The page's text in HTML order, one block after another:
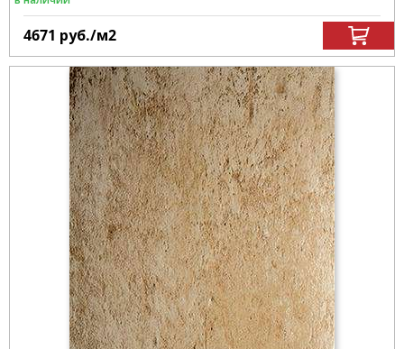
4671 руб./м2